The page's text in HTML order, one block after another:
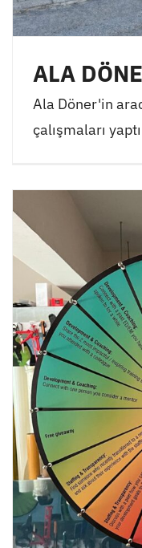
ALA
Ala Döner'in
çalışmaları